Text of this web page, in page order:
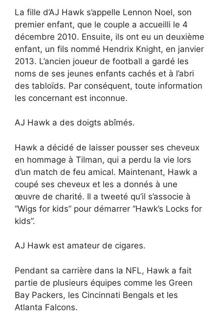
La fille d’AJ Hawk s’appelle Lennon Noel, son
premier enfant, que le couple a accueilli le 4
décembre 2010. Ensuite, ils ont eu un deuxième
enfant, un fils nommé Hendrix Knight, en janvier
2013. L’ancien joueur de football a gardé les
noms de ses jeunes enfants cachés et à l’abri
des tabloïds. Par conséquent, toute information
les concernant est inconnue.
AJ Hawk a des doigts abîmés.
Hawk a décidé de laisser pousser ses cheveux
en hommage à Tilman, qui a perdu la vie lors
d’un match de feu amical. Maintenant, Hawk a
coupé ses cheveux et les a donnés à une
œuvre de charité. Il a tweeté qu’il s’associe à
“Wigs for kids” pour démarrer “Hawk’s Locks for
kids”.
AJ Hawk est amateur de cigares.
Pendant sa carrière dans la NFL, Hawk a fait
partie de plusieurs équipes comme les Green
Bay Packers, les Cincinnati Bengals et les
Atlanta Falcons.